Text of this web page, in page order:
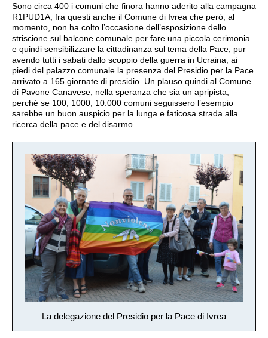
Sono circa 400 i comuni che finora hanno aderito alla campagna
R1PUD1A, fra questi anche il Comune di Ivrea che però, al
momento, non ha colto l’occasione dell’esposizione dello
striscione sul balcone comunale per fare una piccola cerimonia
e quindi sensibilizzare la cittadinanza sul tema della Pace, pur
avendo tutti i sabati dallo scoppio della guerra in Ucraina, ai
piedi del palazzo comunale la presenza del Presidio per la Pace
arrivato a 165 giornate di presidio. Un plauso quindi al Comune
di Pavone Canavese, nella speranza che sia un apripista,
perché se 100, 1000, 10.000 comuni seguissero l’esempio
sarebbe un buon auspicio per la lunga e faticosa strada alla
ricerca della pace e del disarmo.
La delegazione del Presidio per la Pace di Ivrea